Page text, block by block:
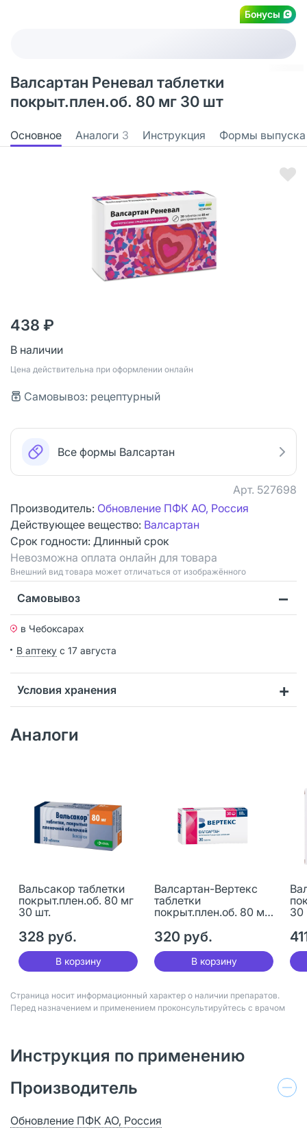
Бонусы
Валсартан Реневал таблетки
покрыт.плен.об. 80 мг 30 шт
Основное Аналоги 3 Инструкция Формы выпуска
438 ₽
В наличии
Цена действительна при оформлении онлайн
Самовывоз: рецептурный
Все формы Валсартан
Арт. 527698
Производитель: Обновление ПФК АО, Россия
Действующее вещество: Валсартан
Срок годности: Длинный срок
Невозможна оплата онлайн для товара
Bнешний вид товара может отличаться от изображённого
Самовывоз
в Чебоксарах
В аптеку с 17 августа
Условия хранения
Аналоги
Вальсакор таблетки
покрыт.плен.об. 80 мг
30 шт.
328 руб.
В корзину
Валсартан-Вертекс
таблетки
покрыт.плен.об. 80 мг
320 руб.
В корзину
30
Страница носит информационный характер о наличии препаратов.
Перед назначением и применением проконсультируйтесь с врачом
Инструкция по применению
Производитель
Обновление ПФК АО, Россия